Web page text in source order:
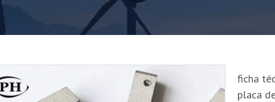
ficha
placa